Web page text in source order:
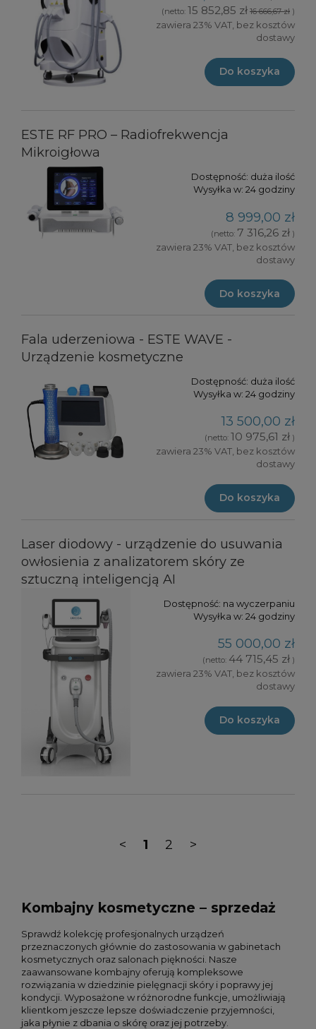
(netto: 15 852,85 zł 16 666,67 zł )
zawiera 23% VAT, bez kosztów
dostawy
Do koszyka
ESTE RF PRO – Radiofrekwencja
Mikroigłowa
Dostępność: duża ilość
Wysyłka w: 24 godziny
8 999,00 zł
(netto: 7 316,26 zł )
zawiera 23% VAT, bez kosztów
dostawy
Do koszyka
Fala uderzeniowa - ESTE WAVE -
Urządzenie kosmetyczne
Dostępność: duża ilość
Wysyłka w: 24 godziny
13 500,00 zł
(netto: 10 975,61 zł )
zawiera 23% VAT, bez kosztów
dostawy
Do koszyka
Laser diodowy - urządzenie do usuwania
owłosienia z analizatorem skóry ze
sztuczną inteligencją AI
Dostępność: na wyczerpaniu
Wysyłka w: 24 godziny
55 000,00 zł
(netto: 44 715,45 zł )
zawiera 23% VAT, bez kosztów
dostawy
Do koszyka
< 1 2 >
Kombajny kosmetyczne – sprzedaż
Sprawdź kolekcję profesjonalnych urządzeń
przeznaczonych głównie do zastosowania w gabinetach
kosmetycznych oraz salonach piękności. Nasze
zaawansowane kombajny oferują kompleksowe
rozwiązania w dziedzinie pielęgnacji skóry i poprawy jej
kondycji. Wyposażone w różnorodne funkcje, umożliwiają
klientkom jeszcze lepsze doświadczenie przyjemności,
jaka płynie z dbania o skórę oraz jej potrzeby.